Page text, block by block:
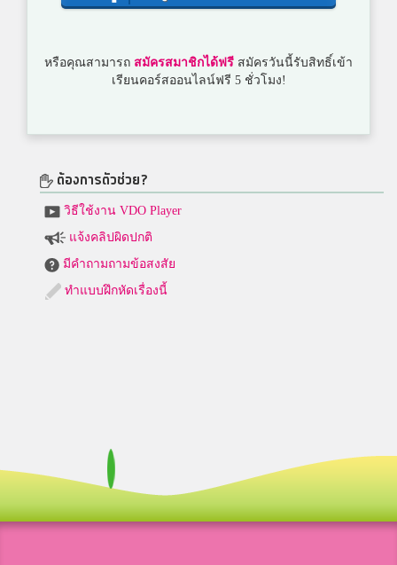
หรือคุณสามารถ สมัครสมาชิกได้ฟรี สมัครวันนี้รับสิทธิ์เข้า
เรียนคอร์สออนไลน์ฟรี 5 ชั่วโมง!
ต้องการตัวช่วย?
วิธีใช้งาน VDO Player
แจ้งคลิปผิดปกติ
มีคำถามถามข้อสงสัย
ทำแบบฝึกหัดเรื่องนี้